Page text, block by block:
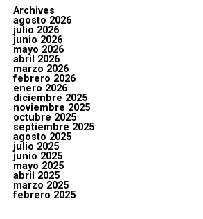
Archives
agosto 2026
julio 2026
junio 2026
mayo 2026
abril 2026
marzo 2026
febrero 2026
enero 2026
diciembre 2025
noviembre 2025
octubre 2025
septiembre 2025
agosto 2025
julio 2025
junio 2025
mayo 2025
abril 2025
marzo 2025
febrero 2025